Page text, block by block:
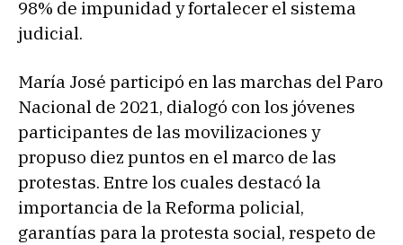
98% de impunidad y fortalecer el sistema
judicial.
María José participó en las marchas del Paro
Nacional de 2021, dialogó con los jóvenes
participantes de las movilizaciones y
propuso diez puntos en el marco de las
protestas. Entre los cuales destacó la
importancia de la Reforma policial,
garantías para la protesta social, respeto de